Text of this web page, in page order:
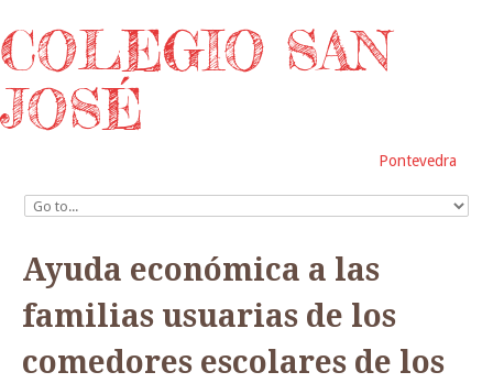
COLEGIO SAN
JOSÉ
Pontevedra
Ayuda económica a las
familias usuarias de los
comedores escolares de los